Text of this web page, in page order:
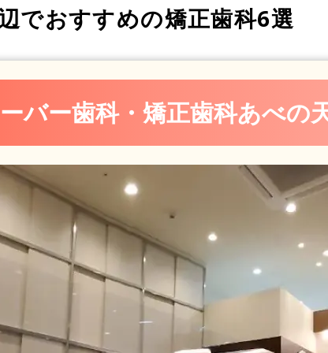
科 近鉄あべのハルカスタワー館診療所
でおすすめの矯正歯科6選
バー歯科・矯正歯科あべの